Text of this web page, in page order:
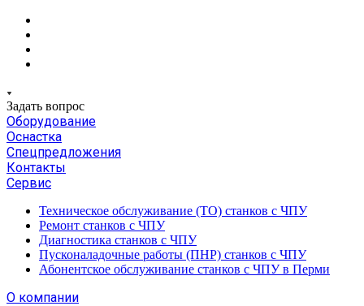
Задать вопрос
Оборудование
Оснастка
Спецпредложения
Контакты
Сервис
Техническое обслуживание (ТО) станков с ЧПУ
Ремонт станков с ЧПУ
Диагностика станков с ЧПУ
Пусконаладочные работы (ПНР) станков с ЧПУ
Абонентское обслуживание станков с ЧПУ в Перми
О компании